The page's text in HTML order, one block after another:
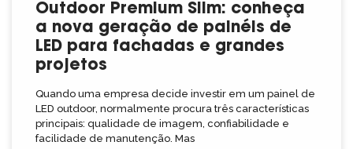
Outdoor Premium Slim: conheça
a nova geração de painéis de
LED para fachadas e grandes
projetos
Quando uma empresa decide investir em um painel de
LED outdoor, normalmente procura três características
principais: qualidade de imagem, confiabilidade e
facilidade de manutenção. Mas